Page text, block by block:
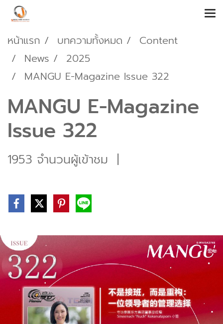
หน้าแรก บทความทั้งหมด
Content
News
2025
MANGU E-Magazine Issue 322
MANGU E-Magazine
Issue 322
1953 จำนวนผู้เข้าชม |